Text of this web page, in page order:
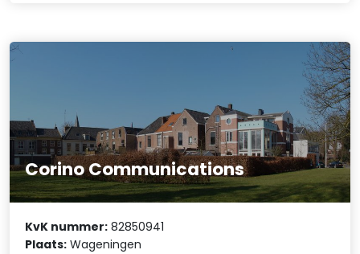
Corino Communications
KvK nummer: 82850941
Plaats: Wageningen